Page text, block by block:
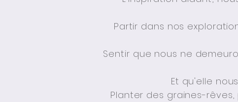
Partir dans nos
Sentir que nous ne
Et qu'elle
Planter des graines-